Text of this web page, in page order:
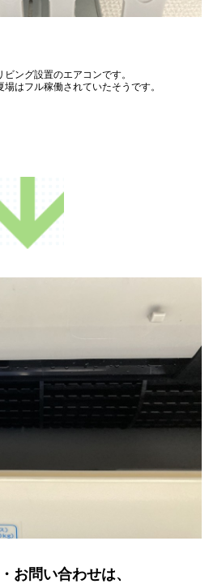
ビング設置のエアコンです。
場はフル稼働されていたそうです。
お問い合わせは、